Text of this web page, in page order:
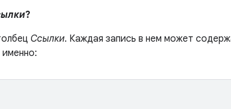
?
Ссылки. Каждая запись в нем может